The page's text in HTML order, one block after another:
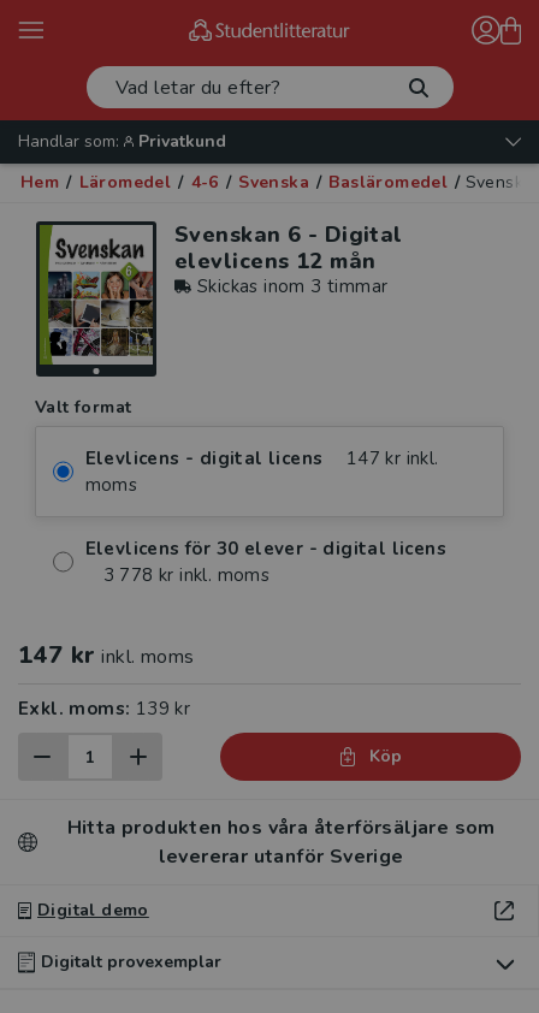
Handlar som:
Privatkund
Hem / Läromedel / 4-6 / Svenska / Basläromedel /
Svenskan 6 - Digital
elevlicens 12 mån
Skickas inom 3 timmar
Valt format
Elevlicens - digital licens
147 kr inkl.
moms
Elevlicens för 30 elever - digital licens
3 778 kr inkl. moms
147 kr inkl. moms
Exkl. moms: 139 kr
Köp
Hitta produkten hos våra återförsäljare som
levererar utanför Sverige
Digital demo
Digitalt provexemplar